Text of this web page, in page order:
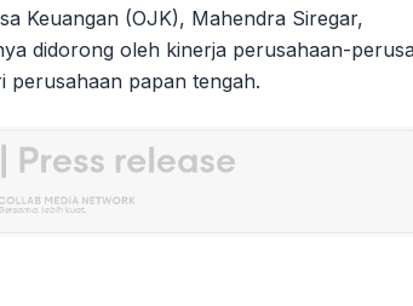
Keuangan (OJK), Mahendra Siregar,
didorong oleh kinerja perusahaan-
perusahaan papan tengah.